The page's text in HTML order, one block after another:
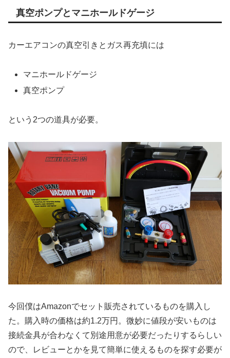
真空ポンプとマニホールドゲージ
カーエアコンの真空引きとガス再充填には
マニホールドゲージ
真空ポンプ
という2つの道具が必要。
今回僕はAmazonでセット販売されているものを購入し
た。購入時の価格は約1.2万円。微妙に値段が安いものは
接続金具が合わなくて別途用意が必要だったりするらしい
ので、レビューとかを見て簡単に使えるものを探す必要が